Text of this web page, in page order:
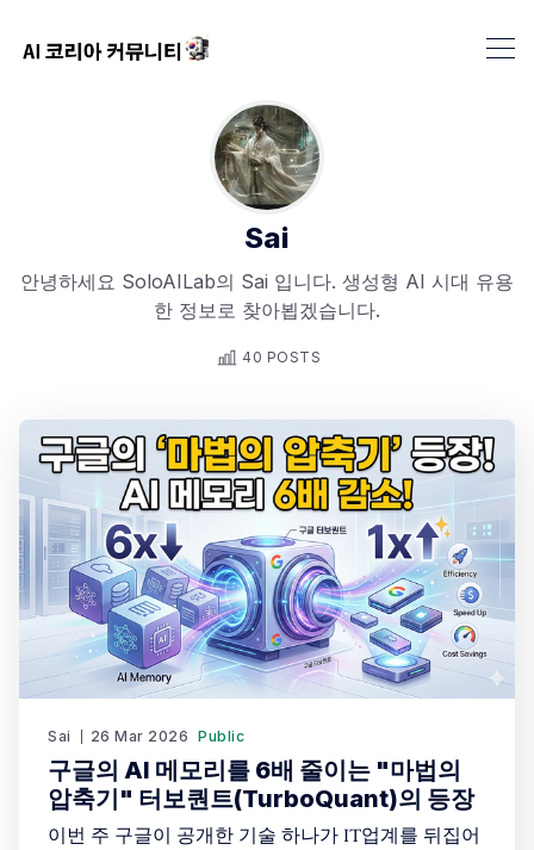
Sai
안녕하세요 SoloAILab의 Sai 입니다. 생성형 AI 시대 유용
한 정보로 찾아뵙겠습니다.
40 POSTS
Sai 26 Mar 2026 Public
구글의 AI 메모리를 6배 줄이는 "마법의
압축기" 터보퀀트(TurboQuant)의 등장
이번 주 구글이 공개한 기술 하나가 IT업계를 뒤집어